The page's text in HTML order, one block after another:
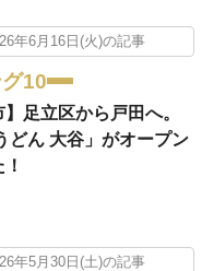
年6月16日(火)の記事
10
】足立区から戸田へ。
どん 大谷」がオープン
年5月30日(土)の記事